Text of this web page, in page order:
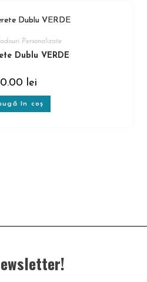
Personalizate
Dublu VERDE
lei
în coș